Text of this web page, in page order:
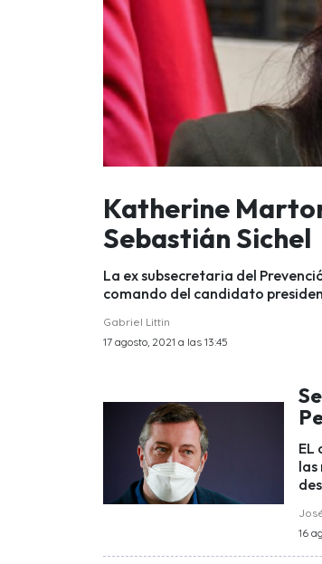
Katherine
Sebastián Sichel
La ex subsecretaria del
comando del candidato
Gabriel Littin
17 agosto, 2021 a las 13:45
EL
las
16